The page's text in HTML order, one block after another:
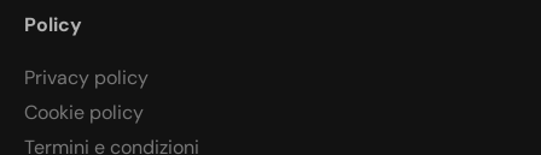
Policy
Privacy policy
Cookie policy
Termini e condizioni